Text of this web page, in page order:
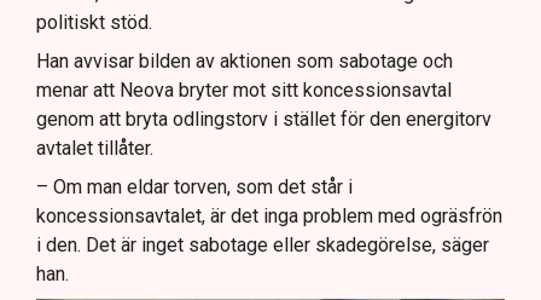
politiskt stöd.
Han avvisar bilden av aktionen som sabotage och
menar att Neova bryter mot sitt koncessionsavtal
genom att bryta odlingstorv i stället för den energitorv
avtalet tillåter.
– Om man eldar torven, som det står i
koncessionsavtalet, är det inga problem med ogräsfrön
i den. Det är inget sabotage eller skadegörelse, säger
han.